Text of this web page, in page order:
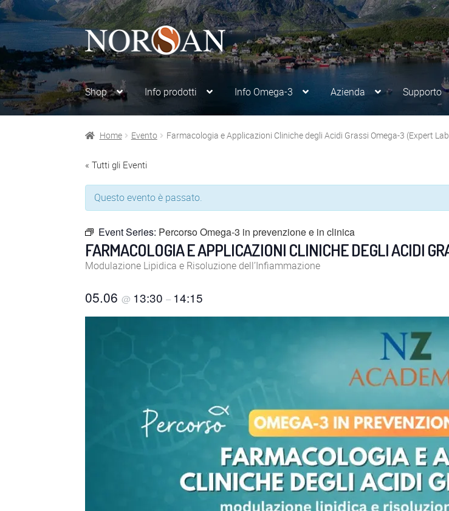
Vai
alla
navigazione
Vai
al
contenuto
Shop Info prodotti Info Omega-3 Azienda Supporto
Home Evento Farmacologia e Applicazioni Cliniche degli Acidi Grassi Omega-3 (Expert
« Tutti gli Eventi
Questo evento è passato.
Event Series: Percorso Omega-3 in prevenzione e in clinica
FARMACOLOGIA E APPLICAZIONI CLINICHE DEGLI ACIDI
Modulazione Lipidica e Risoluzione dell’Infiammazione
05.06@ 13:30– 14:15